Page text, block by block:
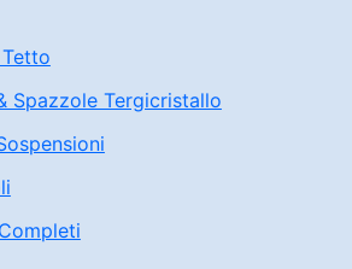
Spazzole Tergicristallo